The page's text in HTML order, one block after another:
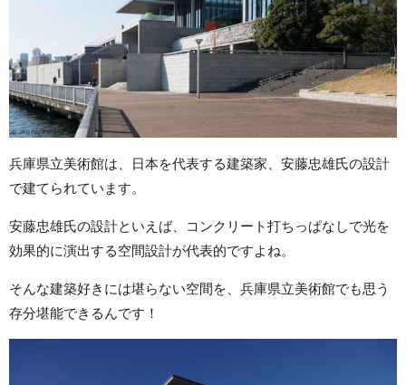
兵庫県立美術館は、日本を代表する建築家、安藤忠雄氏の設計
で建てられています。
安藤忠雄氏の設計といえば、コンクリート打ちっぱなしで光を
効果的に演出する空間設計が代表的ですよね。
そんな建築好きには堪らない空間を、兵庫県立美術館でも思う
存分堪能できるんです！